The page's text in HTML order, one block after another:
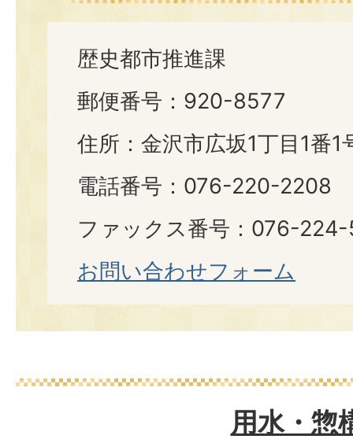
歴史都市推進課
郵便番号：920-8577
住所：金沢市広坂1丁目1番1
電話番号：076-220-2208
ファックス番号：076-
お問い合わせフォーム
用水・惣